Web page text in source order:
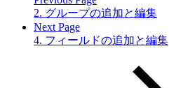
2. グループの追加と編集
Next Page
4. フィールドの追加と編集